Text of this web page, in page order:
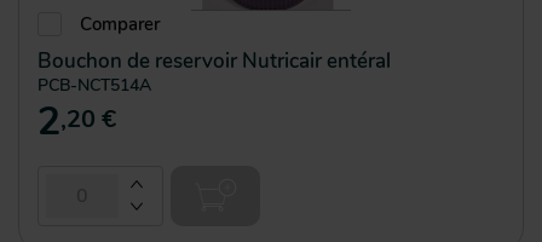
Comparer
Bouchon de reservoir Nutricair entéral
PCB-NCT514A
2,20 €